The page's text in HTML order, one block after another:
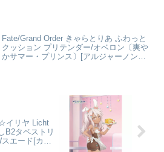
Fate/Grand Order きゃらとりあ ふわっと
クッション プリテンダー/オベロン〔爽や
かサマー・プリンス〕[アルジャーノンプ
イリヤ Licht
B2タペストリ
エード[カー